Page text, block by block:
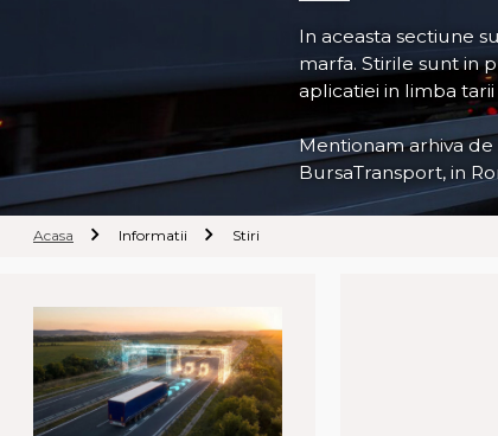
In aceasta sectiune
marfa. Stirile sunt in
aplicatiei in limba
Mentionam arhiva
BursaTransport, in
Acasa Informatii Stiri